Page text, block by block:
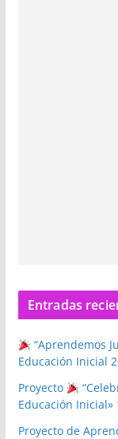
Entradas
“Aprendemos
Educación Inicial
Proyecto
Educación Inicial»
Proyecto de